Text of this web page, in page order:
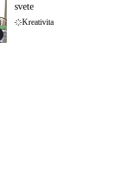
svete
Kreativita